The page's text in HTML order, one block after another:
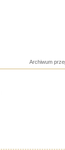
Archiwum